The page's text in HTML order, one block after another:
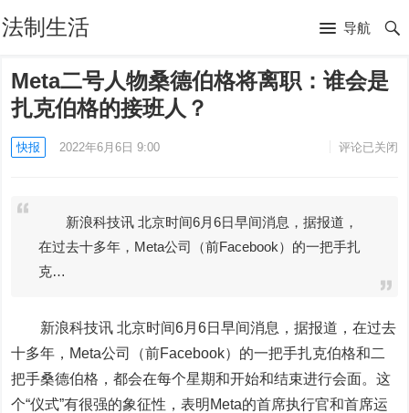
法制生活 导航
Meta二号人物桑德伯格将离职：谁会是
扎克伯格的接班人？
快报 2022年6月6日 9:00 评论已关闭
新浪科技讯 北京时间6月6日早间消息，据报道，
在过去十多年，Meta公司（前Facebook）的一把手扎
克…
新浪科技讯 北京时间6月6日早间消息，据报道，在过去
十多年，Meta公司（前Facebook）的一把手扎克伯格和二
把手桑德伯格，都会在每个星期和开始和结束进行会面。这
个“仪式”有很强的象征性，表明Meta的首席执行官和首席运